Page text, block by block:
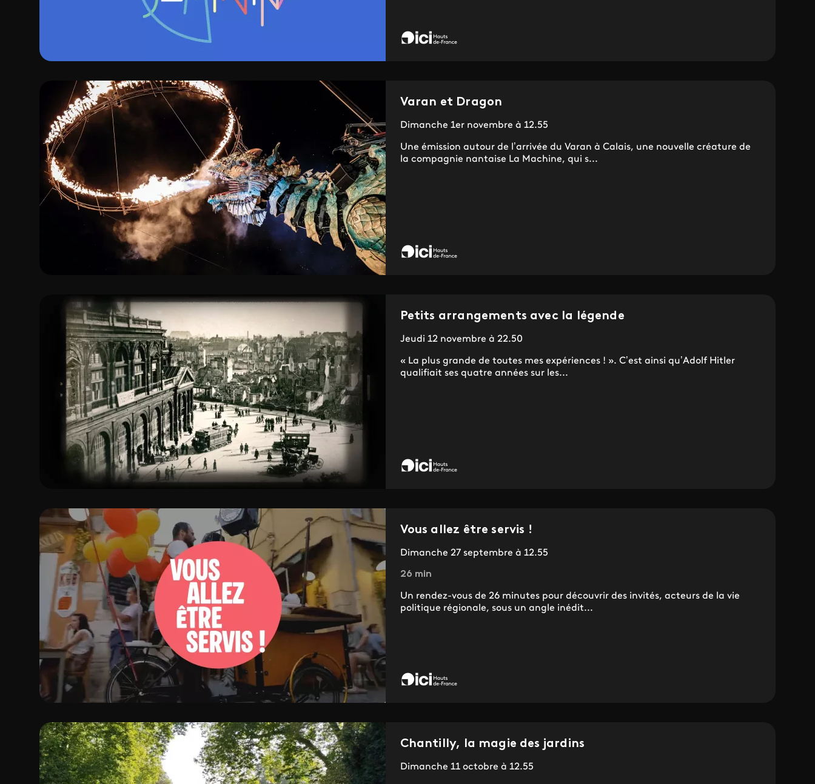
Varan et Dragon
Dimanche 1er novembre à 12.55
Une émission autour de l’arrivée du Varan à Calais, une nouvelle créature de
la compagnie nantaise La Machine, qui s...
Petits arrangements avec la légende
Jeudi 12 novembre à 22.50
« La plus grande de toutes mes expériences ! ». C’est ainsi qu’Adolf Hitler
qualifiait ses quatre années sur les...
Vous allez être servis !
Dimanche 27 septembre à 12.55
26 min
Un rendez-vous de 26 minutes pour découvrir des invités, acteurs de la vie
politique régionale, sous un angle inédit...
Chantilly, la magie des jardins
Dimanche 11 octobre à 12.55